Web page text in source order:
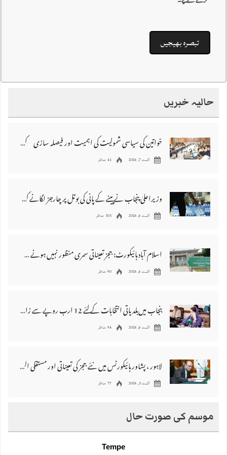
حالیہ خبریں
خواتین کی سیاسی شمولیت کی اہمیت اور فیصلہ سازی کے عمل میں فعال کردار
اگست 7, 2026 41 مناظر
وزیراعلیٰ پنجاب نے پینے کے پانی کی بوتل پر چارجز لگانے کی تجویز مستر دکر دی
اگست 6, 2026 105 مناظر
اسلام آباد ہائیکورٹ: ججز تعیناتی سمری منظور نہیں‌ ہونے کے خٌلاف فیصلہ محفوظ
اگست 6, 2026 90 مناظر
پنجاب میں‌بلدیاتی انتخابات کے لئے 12 ارب روپے سے زائد مختص کرنے کی منظوری
اگست 6, 2026 94 مناظر
لاہور ، پشاور ہائیکورٹس میں نئے ججز کی تعیناتی اور مستقلی التواء کا شکار
اگست 5, 2026 77 مناظر
موسم کی صورت حال
Tempe